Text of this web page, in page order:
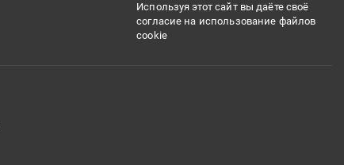
Используя этот сайт вы даёте своё
согласие на использование файлов
cookie